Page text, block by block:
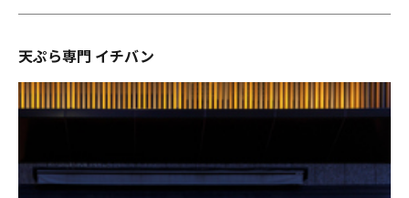
天ぷら専門 イチバン